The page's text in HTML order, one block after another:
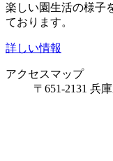
楽しい園生活の様子
ております。
詳しい情報
アクセスマップ
〒651-2131 兵